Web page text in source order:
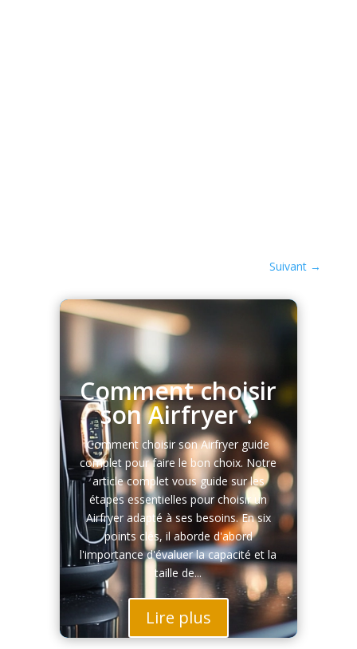
Suivant →
Comment choisir
son Airfryer ?
Comment choisir son Airfryer guide
complet pour faire le bon choix. Notre
article complet vous guide sur les
étapes essentielles pour choisir un
Airfryer adapté à ses besoins. En six
points clés, il aborde d'abord
l'importance d'évaluer la capacité et la
taille de...
Lire plus